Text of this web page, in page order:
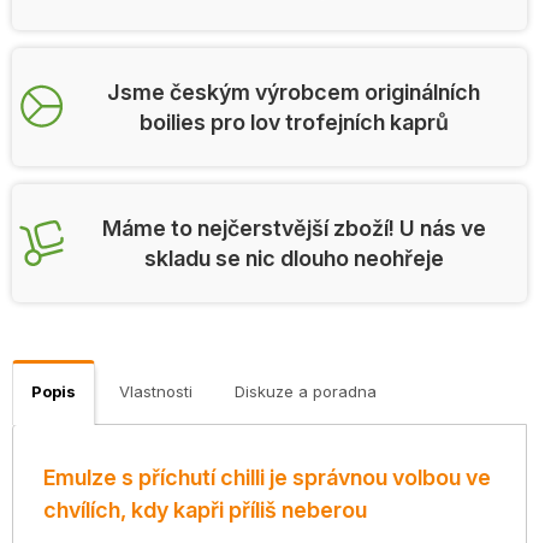
Jsme českým výrobcem originálních
boilies pro lov trofejních kaprů
Máme to nejčerstvější zboží! U nás ve
skladu se nic dlouho neohřeje
Popis Vlastnosti Diskuze a poradna
Emulze s příchutí chilli je správnou volbou ve
chvílích, kdy kapři příliš neberou